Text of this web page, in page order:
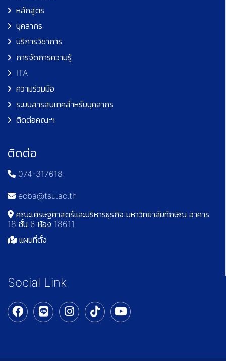
หลักสูตร
บุคลากร
บริการวิชาการ
การจัดการความรู้
ITA
ความร่วมมือ
ระบบสารสนเทศสำหรับบุคลากร
ติดต่อคณะฯ
ติดต่อ
074-317618
ecba@tsu.ac.th
คณะเศรษฐศาสตร์และบริหารธุรกิจ มหาวิทยาลัยทักษิณ อาคาร
18 ชั้น 6 ห้อง 18611
แผนที่ตั้ง
Social Link